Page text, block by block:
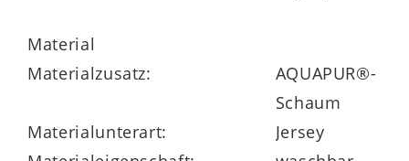
Highlights der Serie
Material
Materialzusatz:
AQUAPUR®-
Schaum
Materialunterart:
Jersey